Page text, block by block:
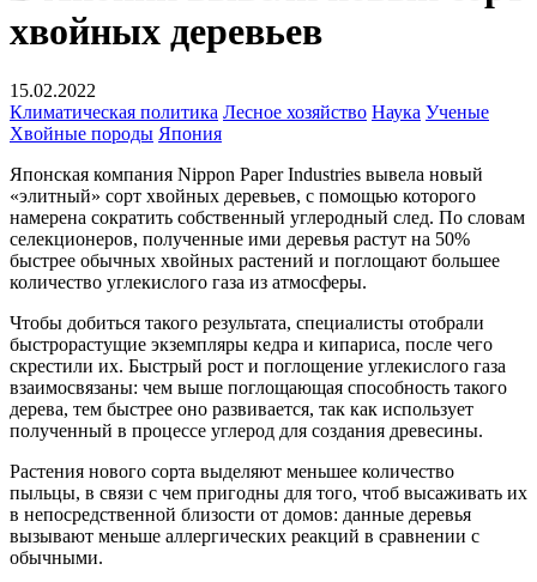
хвойных деревьев
15.02.2022
Климатическая политика Лесное хозяйство Наука Ученые
Хвойные породы Япония
Японская компания Nippon Paper Industries вывела новый
«элитный» сорт хвойных деревьев, с помощью которого
намерена сократить собственный углеродный след. По словам
селекционеров, полученные ими деревья растут на 50%
быстрее обычных хвойных растений и поглощают большее
количество углекислого газа из атмосферы.
Чтобы добиться такого результата, специалисты отобрали
быстрорастущие экземпляры кедра и кипариса, после чего
скрестили их. Быстрый рост и поглощение углекислого газа
взаимосвязаны: чем выше поглощающая способность такого
дерева, тем быстрее оно развивается, так как использует
полученный в процессе углерод для создания древесины.
Растения нового сорта выделяют меньшее количество
пыльцы, в связи с чем пригодны для того, чтоб высаживать их
в непосредственной близости от домов: данные деревья
вызывают меньше аллергических реакций в сравнении с
обычными.